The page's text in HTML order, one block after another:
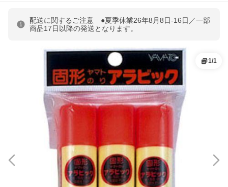
配送に関するご注意 ●夏季休業26年8月8日-16日／一部
商品17日以降の発送となります。
1/1